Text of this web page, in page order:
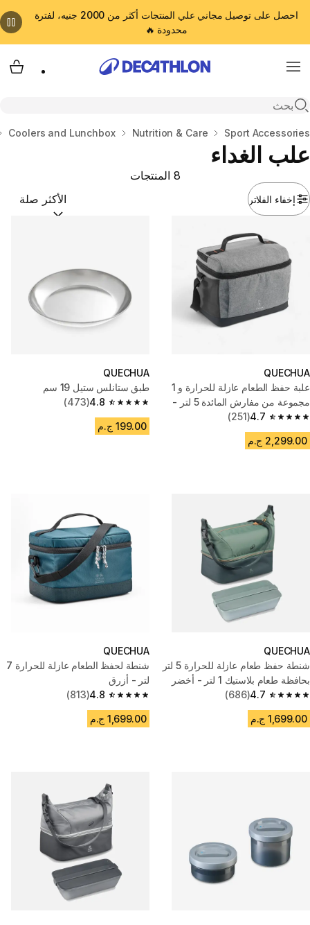
احصل على توصيل مجاني علي المنتجات أكثر من 2000 جنيه، لفترة
محدودة 🔥
Menu
Open search
المنزل
Sport Accessories
Nutrition & Care
Coolers and Lunchbox
علب الغداء
إخفاء الفلاتر
8 المنتجات
ترتيب حسب:
QUECHUA
علبة حفظ الطعام عازلة للحرارة و 1
مجموعة من مفارش المائدة 5 لتر -
رمادي
4.7
4.7 out of 5 stars from 251 reviews
(251)
2,299.00 ج.م
QUECHUA
طبق ستانلس ستيل 19 سم
4.8
4.8 out of 5 stars from 473 reviews
(473)
199.00 ج.م
QUECHUA
شنطة حفظ طعام عازلة للحرارة 5 لتر
بحافظة طعام بلاستيك 1 لتر - أخضر
4.7
4.7 out of 5 stars from 686 reviews
(686)
1,699.00 ج.م
QUECHUA
شنطة لحفظ الطعام عازلة للحرارة 7
لتر - أزرق
4.8
4.8 out of 5 stars from 813 reviews
(813)
1,699.00 ج.م